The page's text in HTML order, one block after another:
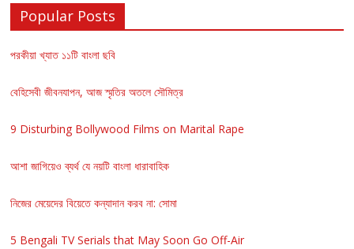
Popular Posts
পরকীয়া খ্যাত ১১টি বাংলা ছবি
বেহিসেবী জীবনযাপন, আজ স্মৃতির অতলে সৌমিত্র
9 Disturbing Bollywood Films on Marital Rape
আশা জাগিয়েও ব্যর্থ যে নয়টি বাংলা ধারাবাহিক
নিজের মেয়েদের বিয়েতে কন্যাদান করব না: সোমা
5 Bengali TV Serials that May Soon Go Off-Air